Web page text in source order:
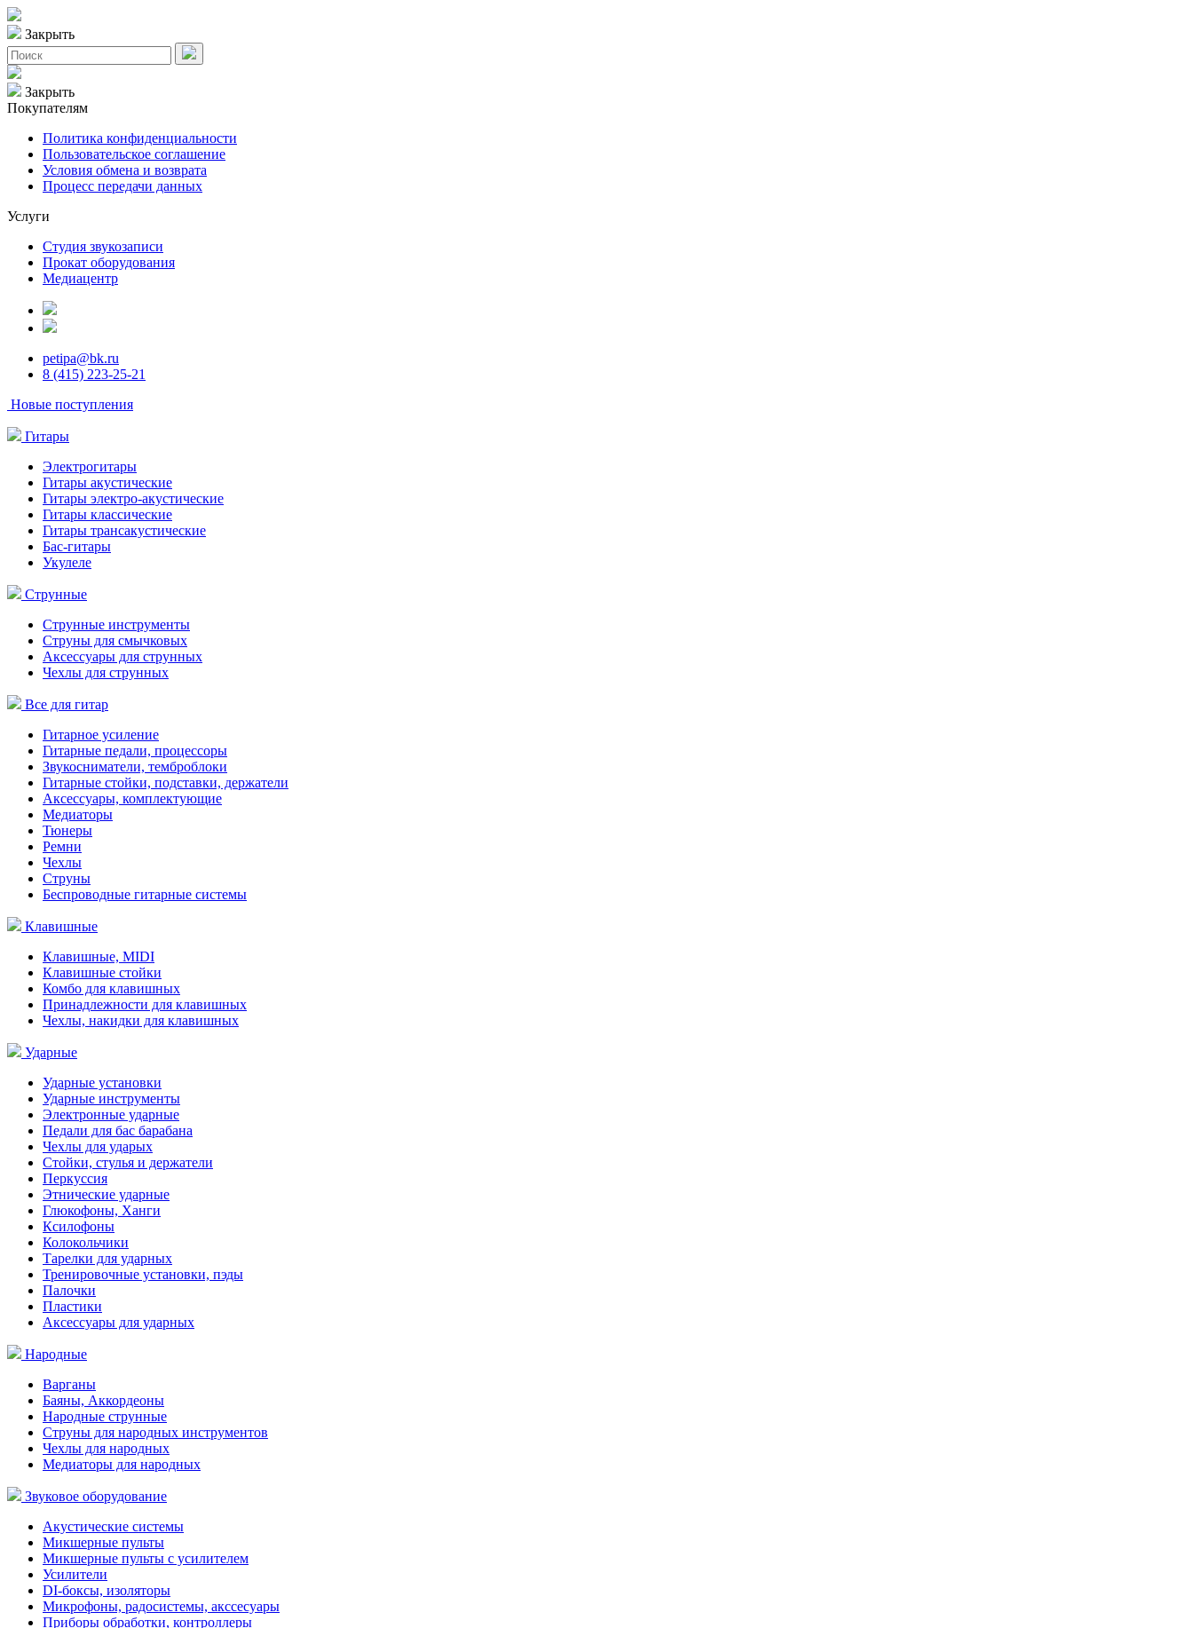
Закрыть
Закрыть
Покупателям
Политика конфиденциальности
Пользовательское соглашение
Условия обмена и возврата
Процесс передачи данных
Услуги
Студия звукозаписи
Прокат оборудования
Медиацентр
petipa@bk.ru
8 (415) 223-25-21
Новые поступления
Гитары
Электрогитары
Гитары акустические
Гитары электро-акустические
Гитары классические
Гитары трансакустические
Бас-гитары
Укулеле
Струнные
Струнные инструменты
Струны для смычковых
Аксессуары для струнных
Чехлы для струнных
Все для гитар
Гитарное усиление
Гитарные педали, процессоры
Звукосниматели, темброблоки
Гитарные стойки, подставки, держатели
Аксессуары, комплектующие
Медиаторы
Тюнеры
Ремни
Чехлы
Струны
Беспроводные гитарные системы
Клавишные
Клавишные, MIDI
Клавишные стойки
Комбо для клавишных
Принадлежности для клавишных
Чехлы, накидки для клавишных
Ударные
Ударные установки
Ударные инструменты
Электронные ударные
Педали для бас барабана
Чехлы для ударых
Стойки, стулья и держатели
Перкуссия
Этнические ударные
Глюкофоны, Ханги
Ксилофоны
Колокольчики
Тарелки для ударных
Тренировочные установки, пэды
Палочки
Пластики
Аксессуары для ударных
Народные
Варганы
Баяны, Аккордеоны
Народные струнные
Струны для народных инструментов
Чехлы для народных
Медиаторы для народных
Звуковое оборудование
Акустические системы
Микшерные пульты
Микшерные пульты с усилителем
Усилители
DI-боксы, изоляторы
Микрофоны, радосистемы, акссесуары
Приборы обработки, контроллеры